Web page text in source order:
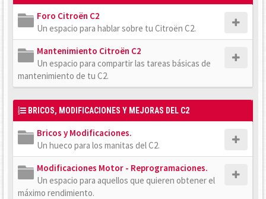
Foro Citroën C2
Un espacio para hablar sobre tu Citroën C2.
Mantenimiento Citroën C2
Un espacio para compartir las tareas básicas de
mantenimiento de tu C2.
BRICOS, MODIFICACIONES Y MEJORAS DEL C2
Bricos y Modificaciones.
Un hueco para los manitas del C2.
Modificaciones Motor - Reprogramaciones.
Un espacio para aquellos que quieren obtener el
máximo rendimiento.